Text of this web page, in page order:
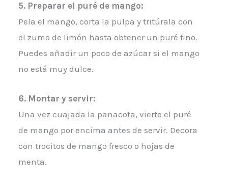
5. Preparar el puré de mango:
Pela el mango, corta la pulpa y tritúrala con
el zumo de limón hasta obtener un puré fino.
Puedes añadir un poco de azúcar si el mango
no está muy dulce.
6. Montar y servir:
Una vez cuajada la panacota, vierte el puré
de mango por encima antes de servir. Decora
con trocitos de mango fresco o hojas de
menta.